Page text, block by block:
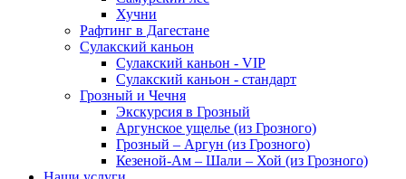
Хучни
Рафтинг в Дагестане
Сулакский каньон
Сулакский каньон - VIP
Сулакский каньон - стандарт
Грозный и Чечня
Экскурсия в Грозный
Аргунское ущелье (из Грозного)
Грозный – Аргун (из Грозного)
Кезеной-Ам – Шали – Хой (из Грозного)